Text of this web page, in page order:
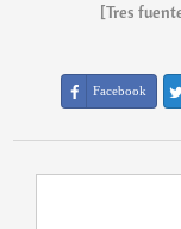
[Tres
Facebook